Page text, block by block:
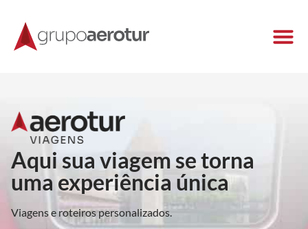
Aqui sua viagem se torna
uma experiência única
Viagens e roteiros personalizados.